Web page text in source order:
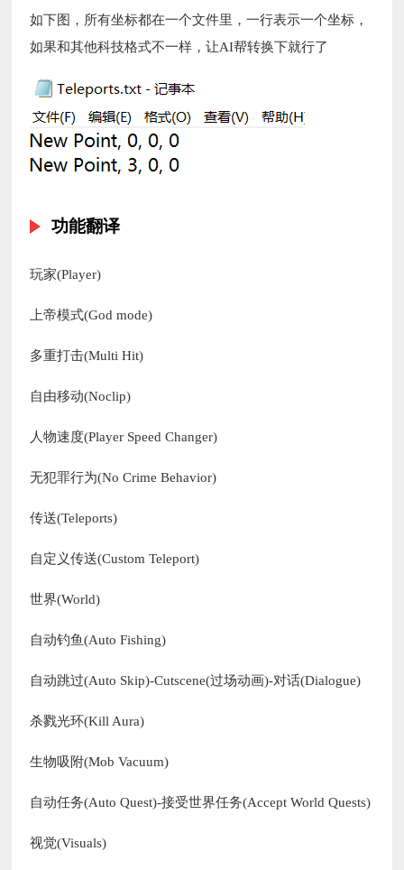
如下图，所有坐标都在一个文件里，一行表示一个坐标，
如果和其他科技格式不一样，让AI帮转换下就行了
功能翻译
玩家(Player)
上帝模式(God mode)
多重打击(Multi Hit)
自由移动(Noclip)
人物速度(Player Speed Changer)
无犯罪行为(No Crime Behavior)
传送(Teleports)
自定义传送(Custom Teleport)
世界(World)
自动钓鱼(Auto Fishing)
自动跳过(Auto Skip)-Cutscene(过场动画)-对话(Dialogue)
杀戮光环(Kill Aura)
生物吸附(Mob Vacuum)
自动任务(Auto Quest)-接受世界任务(Accept World Quests)
视觉(Visuals)